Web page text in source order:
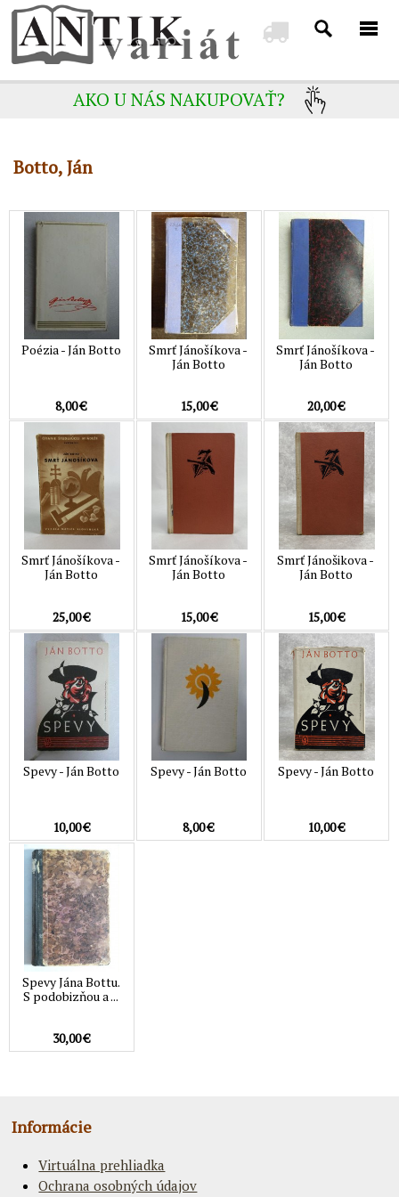
AKO U NÁS NAKUPOVAŤ?
Botto, Ján
Poézia - Ján Botto
8,00 €
Smrť Jánošíkova -
Ján Botto
15,00 €
Smrť Jánošíkova -
Ján Botto
20,00 €
Smrť Jánošíkova -
Ján Botto
25,00 €
Smrť Jánošíkova -
Ján Botto
15,00 €
Smrť Jánošikova -
Ján Botto
15,00 €
Spevy - Ján Botto
10,00 €
Spevy - Ján Botto
8,00 €
Spevy - Ján Botto
10,00 €
Spevy Jána Bottu.
S podobizňou a ...
30,00 €
Informácie
Virtuálna prehliadka
Ochrana osobných údajov